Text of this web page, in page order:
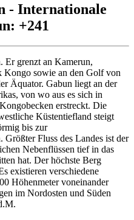
- Internationale
+241
Er grenzt an Kamerun,
Kongo sowie an den Golf von
Äquator. Gabun liegt an der
von wo aus es sich in
erstreckt. Die
Küstentiefland steigt
bis zur
Fluss des Landes ist der
Nebenflüssen tief in das
hat. Der höchste Berg
existieren verschiedene
Höhenmeter voneinander
im Nordosten und Süden